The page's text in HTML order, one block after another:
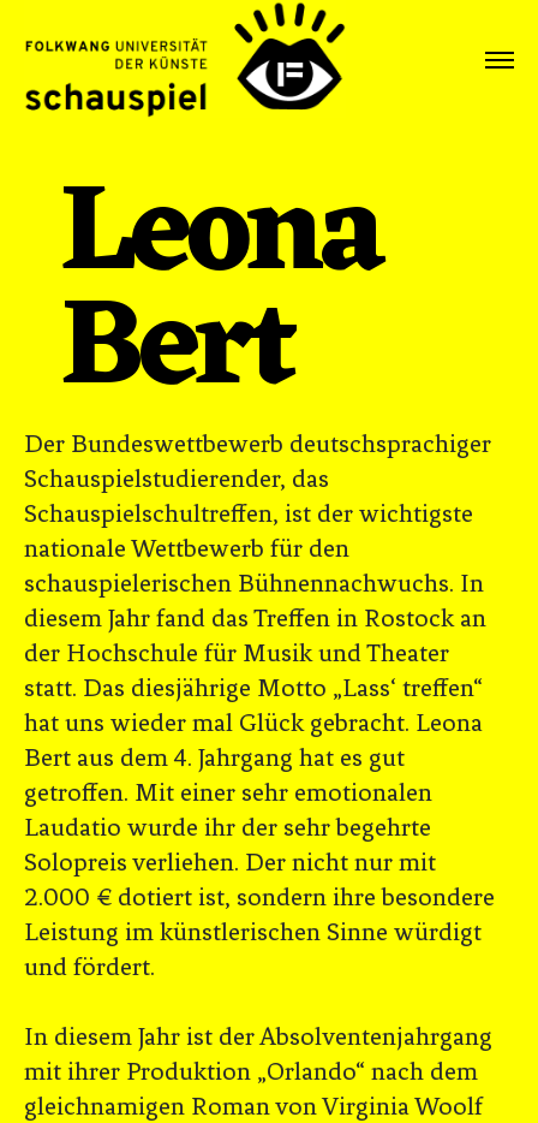
Leona
Bert
Der Bundeswettbewerb deutschsprachiger
Schauspielstudierender, das
Schauspielschultreffen, ist der wichtigste
nationale Wettbewerb für den
schauspielerischen Bühnennachwuchs. In
diesem Jahr fand das Treffen in Rostock an
der Hochschule für Musik und Theater
statt. Das diesjährige Motto „Lass‘ treffen“
hat uns wieder mal Glück gebracht. Leona
Bert aus dem 4. Jahrgang hat es gut
getroffen. Mit einer sehr emotionalen
Laudatio wurde ihr der sehr begehrte
Solopreis verliehen. Der nicht nur mit
2.000 € dotiert ist, sondern ihre besondere
Leistung im künstlerischen Sinne würdigt
und fördert.
In diesem Jahr ist der Absolventenjahrgang
mit ihrer Produktion „Orlando“ nach dem
gleichnamigen Roman von Virginia Woolf